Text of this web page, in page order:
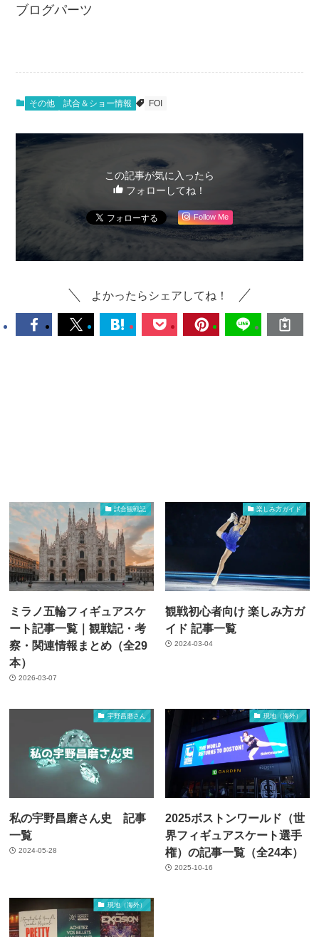
ブログパーツ
その他 試合＆ショー情報 FOI
この記事が気に入ったら
フォローしてね！
Follow Me
よかったらシェアしてね！
試合観戦記
ミラノ五輪フィギュアスケ
ート記事一覧｜観戦記・考
察・関連情報まとめ（全29
本）
2026-03-07
楽しみ方ガイド
観戦初心者向け 楽しみ方ガ
イド 記事一覧
2024-03-04
宇野昌磨さん
私の宇野昌磨さん史 記事
一覧
2024-05-28
現地（海外）
2025ボストンワールド（世
界フィギュアスケート選手
権）の記事一覧（全24本）
2025-10-16
現地（海外）